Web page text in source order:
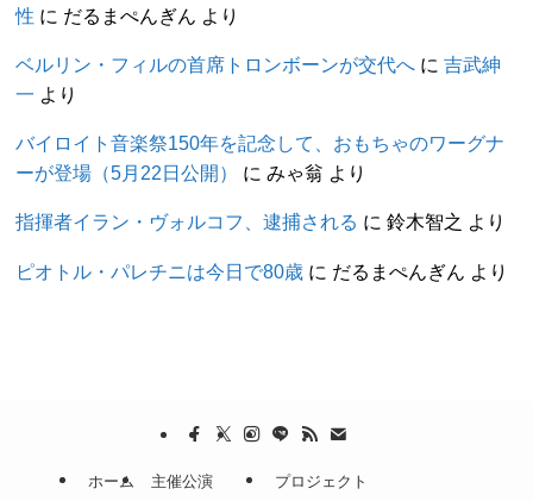
性 に だるまぺんぎん より
ベルリン・フィルの首席トロンボーンが交代へ に吉武紳
一 より
バイロイト音楽祭150年を記念して、おもちゃのワーグナ
ーが登場（5月22日公開）
にみゃ翁 より
指揮者イラン・ヴォルコフ、逮捕される に鈴木智之 より
ピオトル・パレチニは今日で80歳 に だるまぺんぎん より
ホーム 主催公演 プロジェクト